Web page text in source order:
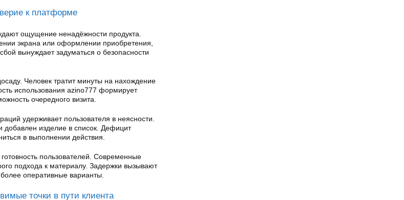
к платформе
ощущение ненадёжности продукта.
экрана или оформлении приобретения,
вынуждает задуматься о безопасности
Человек тратит минуты на нахождение
использования azino777 формирует
очередного визита.
удерживает пользователя в неясности.
добавлен изделие в список. Дефицит
в выполнении действия.
пользователей. Современные
подхода к материалу. Задержки вызывают
оперативные варианты.
точки в пути клиента